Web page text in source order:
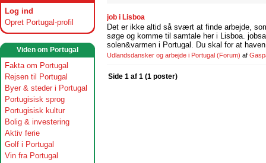
Log ind
Opret Portugal-profil
Viden om Portugal
Fakta om Portugal
Rejsen til Portugal
Byer & steder i Portugal
Portugisisk sprog
Portugisisk kultur
Bolig & investering
Aktiv ferie
Golf i Portugal
Vin fra Portugal
job i Lisboa
Det er ikke altid så svært at finde arbejde,
søge og komme til samtale her i Lisboa.
solen&varmen i Portugal. Du skal for at
Udlandsdansker og arbejde i Portugal (Forum) af
Side 1 af 1 (1 poster)